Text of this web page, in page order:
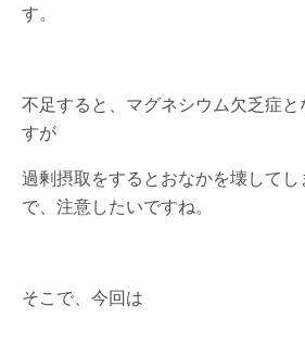
す。
不足すると、マグネシウム欠乏症と
すが
過剰摂取をするとおなかを壊して
で、注意したいですね。
そこで、今回は